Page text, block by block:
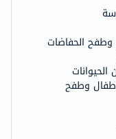
وطفح الحفاضات
وطفح